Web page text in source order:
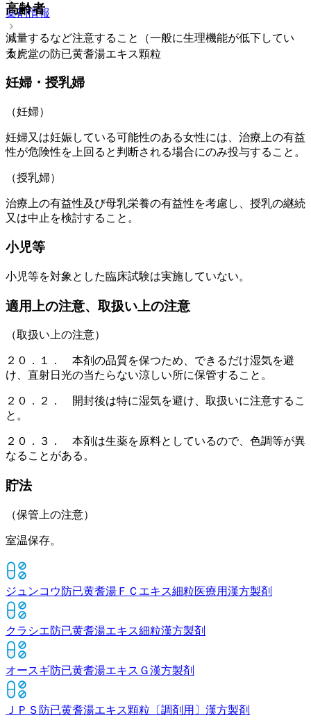
薬剤情報
太虎堂の防已黄耆湯エキス顆粒
高齢者
減量するなど注意すること（一般に生理機能が低下してい
る）。
妊婦・授乳婦
（妊婦）
妊婦又は妊娠している可能性のある女性には、治療上の有益
性が危険性を上回ると判断される場合にのみ投与すること。
（授乳婦）
治療上の有益性及び母乳栄養の有益性を考慮し、授乳の継続
又は中止を検討すること。
小児等
小児等を対象とした臨床試験は実施していない。
適用上の注意、取扱い上の注意
（取扱い上の注意）
２０．１． 本剤の品質を保つため、できるだけ湿気を避
け、直射日光の当たらない涼しい所に保管すること。
２０．２． 開封後は特に湿気を避け、取扱いに注意するこ
と。
２０．３． 本剤は生薬を原料としているので、色調等が異
なることがある。
貯法
（保管上の注意）
室温保存。
ジュンコウ防已黄耆湯ＦＣエキス細粒医療用漢方製剤
クラシエ防已黄耆湯エキス細粒漢方製剤
オースギ防已黄耆湯エキスＧ漢方製剤
ＪＰＳ防已黄耆湯エキス顆粒〔調剤用〕 漢方製剤